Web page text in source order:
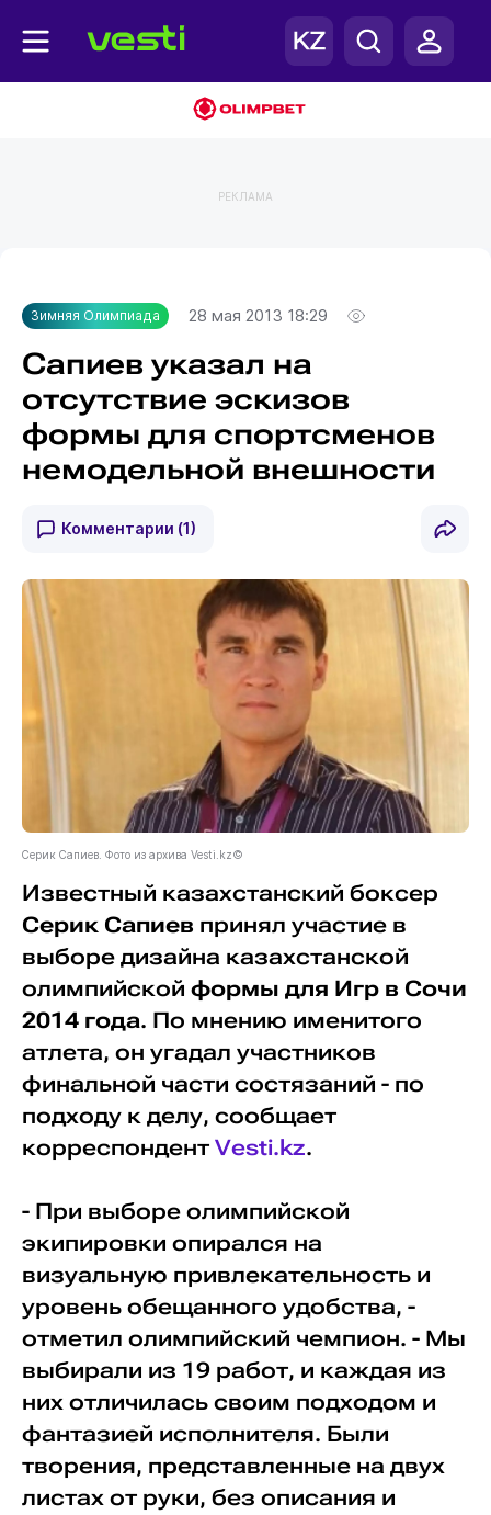
РЕКЛАМА
Зимняя Олимпиада 28 мая 2013 18:29
Сапиев указал на
отсутствие эскизов
формы для спортсменов
немодельной внешности
Комментарии (1)
Серик Сапиев. Фото из архива Vesti.kz©
Известный казахстанский боксер
Серик Сапиев принял участие в
выборе дизайна казахстанской
олимпийской формы для Игр в Сочи
2014 года. По мнению именитого
атлета, он угадал участников
финальной части состязаний - по
подходу к делу, сообщает
корреспондент Vesti.kz.
- При выборе олимпийской
экипировки опирался на
визуальную привлекательность и
уровень обещанного удобства, -
отметил олимпийский чемпион. - Мы
выбирали из 19 работ, и каждая из
них отличилась своим подходом и
фантазией исполнителя. Были
творения, представленные на двух
листах от руки, без описания и